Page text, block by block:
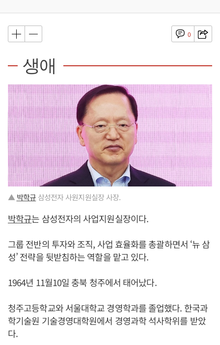
0
생애
▲ 박학규 삼성전자 사원지원실장 사장.
박학규는 삼성전자의 사업지원실장이다.
그룹 전반의 투자와 조직, 사업 효율화를 총괄하면서 ‘뉴 삼
성’ 전략을 뒷받침하는 역할을 맡고 있다.
1964년 11월10일 충북 청주에서 태어났다.
청주고등학교와 서울대학교 경영학과를 졸업했다. 한국과
학기술원 기술경영대학원에서 경영과학 석사학위를 받았
다.